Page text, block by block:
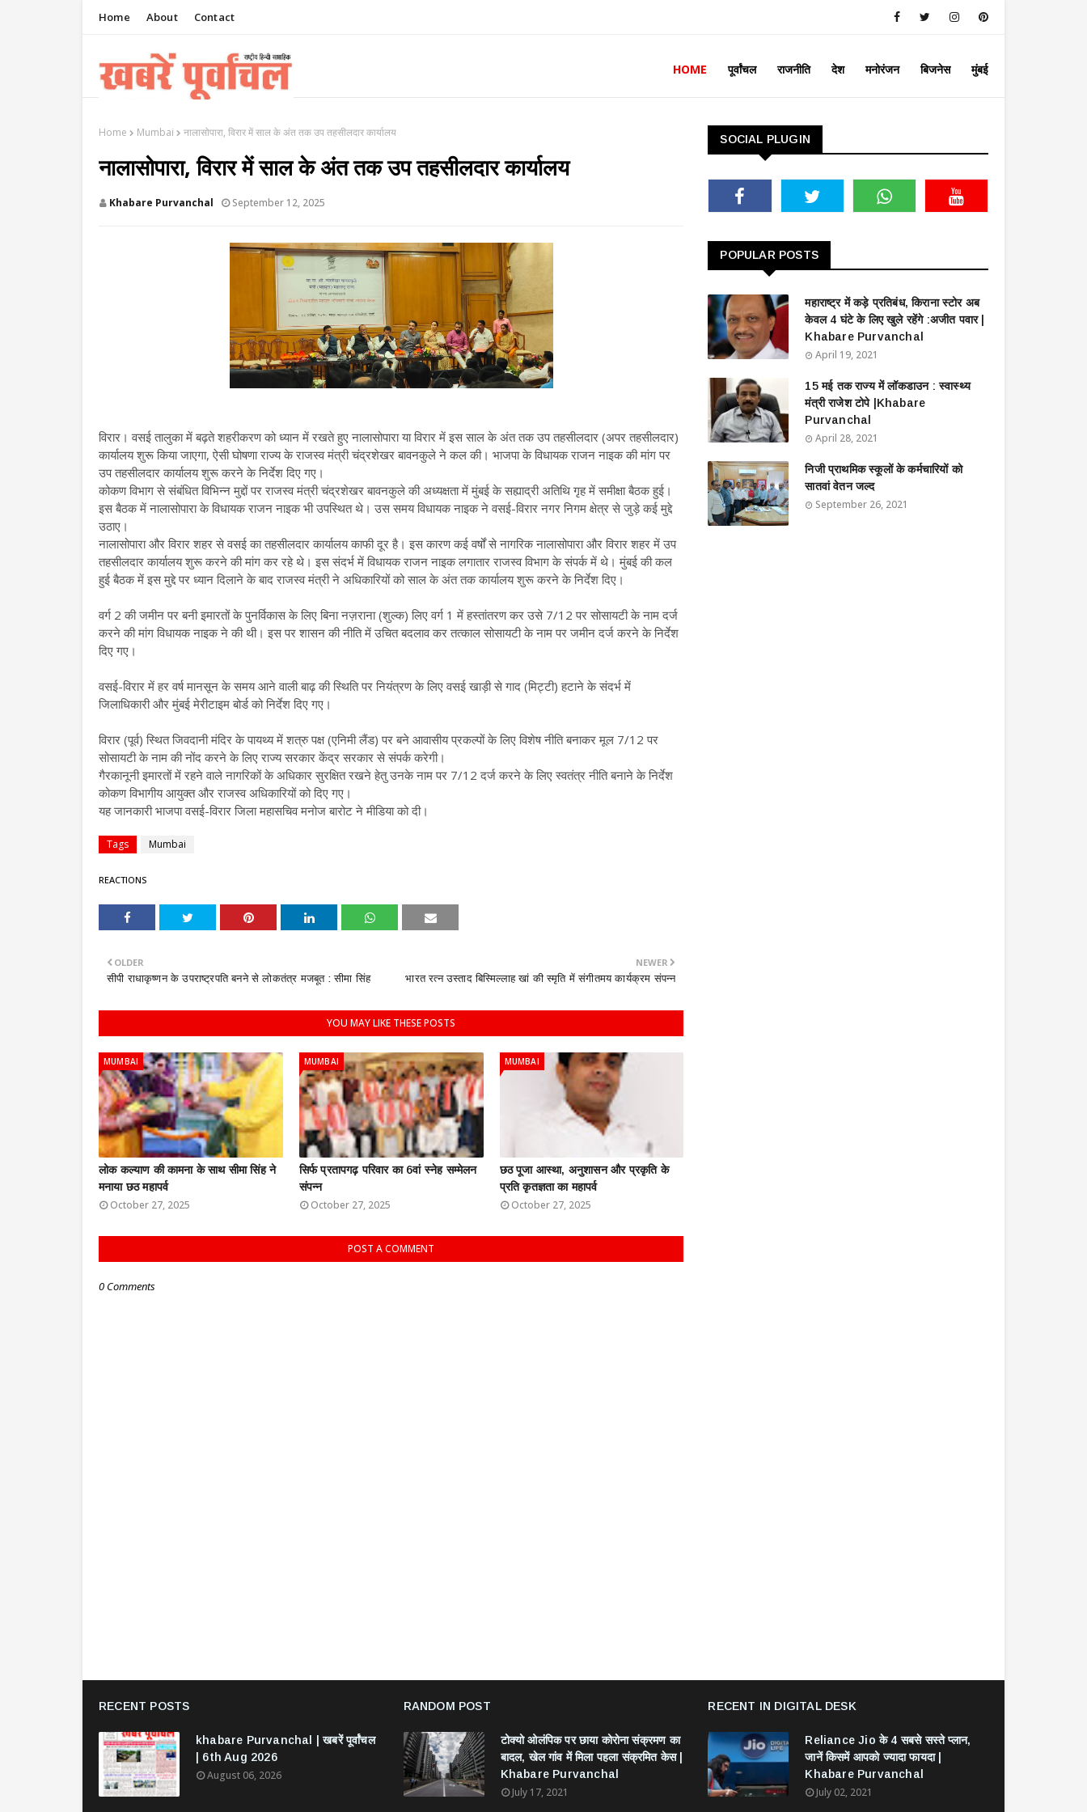
Home About Contact
HOME पूर्वांचल राजनीति देश मनोरंजन बिजनेस मुंबई
Home Mumbai नालासोपारा, विरार में साल के अंत तक उप तहसीलदार कार्यालय
नालासोपारा, विरार में साल के अंत तक उप तहसीलदार कार्यालय
Khabare Purvanchal September 12, 2025
विरार। वसई तालुका में बढ़ते शहरीकरण को ध्यान में रखते हुए नालासोपारा या विरार में इस साल के अंत तक उप तहसीलदार (अपर तहसीलदार)
कार्यालय शुरू किया जाएगा, ऐसी घोषणा राज्य के राजस्व मंत्री चंद्रशेखर बावनकुले ने कल की। भाजपा के विधायक राजन नाइक की मांग पर
उप तहसीलदार कार्यालय शुरू करने के निर्देश दिए गए।
कोकण विभाग से संबंधित विभिन्न मुद्दों पर राजस्व मंत्री चंद्रशेखर बावनकुले की अध्यक्षता में मुंबई के सह्याद्री अतिथि गृह में समीक्षा बैठक हुई।
इस बैठक में नालासोपारा के विधायक राजन नाइक भी उपस्थित थे। उस समय विधायक नाइक ने वसई-विरार नगर निगम क्षेत्र से जुड़े कई मुद्दे
उठाए।
नालासोपारा और विरार शहर से वसई का तहसीलदार कार्यालय काफी दूर है। इस कारण कई वर्षों से नागरिक नालासोपारा और विरार शहर में उप
तहसीलदार कार्यालय शुरू करने की मांग कर रहे थे। इस संदर्भ में विधायक राजन नाइक लगातार राजस्व विभाग के संपर्क में थे। मुंबई की कल
हुई बैठक में इस मुद्दे पर ध्यान दिलाने के बाद राजस्व मंत्री ने अधिकारियों को साल के अंत तक कार्यालय शुरू करने के निर्देश दिए।
वर्ग 2 की जमीन पर बनी इमारतों के पुनर्विकास के लिए बिना नज़राना (शुल्क) लिए वर्ग 1 में हस्तांतरण कर उसे 7/12 पर सोसायटी के नाम दर्ज
करने की मांग विधायक नाइक ने की थी। इस पर शासन की नीति में उचित बदलाव कर तत्काल सोसायटी के नाम पर जमीन दर्ज करने के निर्देश
दिए गए।
वसई-विरार में हर वर्ष मानसून के समय आने वाली बाढ़ की स्थिति पर नियंत्रण के लिए वसई खाड़ी से गाद (मिट्टी) हटाने के संदर्भ में
जिलाधिकारी और मुंबई मेरीटाइम बोर्ड को निर्देश दिए गए।
विरार (पूर्व) स्थित जिवदानी मंदिर के पायथ्य में शत्रु पक्ष (एनिमी लैंड) पर बने आवासीय प्रकल्पों के लिए विशेष नीति बनाकर मूल 7/12 पर
सोसायटी के नाम की नोंद करने के लिए राज्य सरकार केंद्र सरकार से संपर्क करेगी।
गैरकानूनी इमारतों में रहने वाले नागरिकों के अधिकार सुरक्षित रखने हेतु उनके नाम पर 7/12 दर्ज करने के लिए स्वतंत्र नीति बनाने के निर्देश
कोकण विभागीय आयुक्त और राजस्व अधिकारियों को दिए गए।
यह जानकारी भाजपा वसई-विरार जिला महासचिव मनोज बारोट ने मीडिया को दी।
Tags Mumbai
REACTIONS
NEWER
भारत रत्न उस्ताद बिस्मिल्लाह खां की स्मृति में संगीतमय कार्यक्रम संपन्न
OLDER
सीपी राधाकृष्णन के उपराष्ट्रपति बनने से लोकतंत्र मजबूत : सीमा सिंह
YOU MAY LIKE THESE POSTS
MUMBAI
लोक कल्याण की कामना के साथ सीमा सिंह ने
मनाया छठ महापर्व
October 27, 2025
MUMBAI
सिर्फ प्रतापगढ़ परिवार का 6वां स्नेह सम्मेलन
संपन्न
October 27, 2025
MUMBAI
छठ पूजा आस्था, अनुशासन और प्रकृति के
प्रति कृतज्ञता का महापर्व
October 27, 2025
POST A COMMENT
0 Comments
SOCIAL PLUGIN
POPULAR POSTS
महाराष्ट्र में कड़े प्रतिबंध, किराना स्टोर अब
केवल 4 घंटे के लिए खुले रहेंगे :अजीत पवार |
Khabare Purvanchal
April 19, 2021
15 मई तक राज्य में लॉकडाउन : स्वास्थ्य
मंत्री राजेश टोपे |Khabare
Purvanchal
April 28, 2021
निजी प्राथमिक स्कूलों के कर्मचारियों को
सातवां वेतन जल्द
September 26, 2021
RECENT POSTS
khabare Purvanchal | खबरें पूर्वांचल
| 6th Aug 2026
August 06, 2026
RANDOM POST
टोक्यो ओलंपिक पर छाया कोरोना संक्रमण का
बादल, खेल गांव में मिला पहला संक्रमित केस |
Khabare Purvanchal
July 17, 2021
RECENT IN DIGITAL DESK
Reliance Jio के 4 सबसे सस्ते प्लान,
जानें किसमें आपको ज्यादा फायदा |
Khabare Purvanchal
July 02, 2021